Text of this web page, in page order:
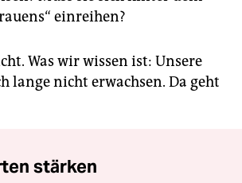
einreihen?
Was wir wissen ist: Unsere
lange nicht erwachsen. Da geht
stärken